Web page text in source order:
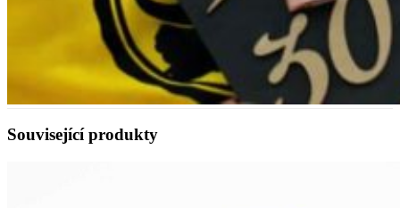
Související produkty